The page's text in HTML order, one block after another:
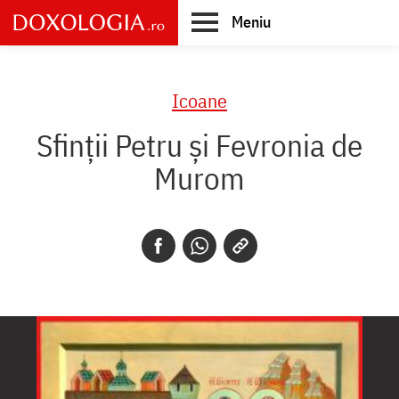
Skip
to
main
Meniu
Icoane
Sfinții Petru și Fevronia de
Murom